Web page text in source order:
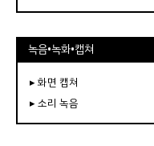
녹음•녹화•캡쳐
▸ 화면 캡쳐
▸ 소리 녹음